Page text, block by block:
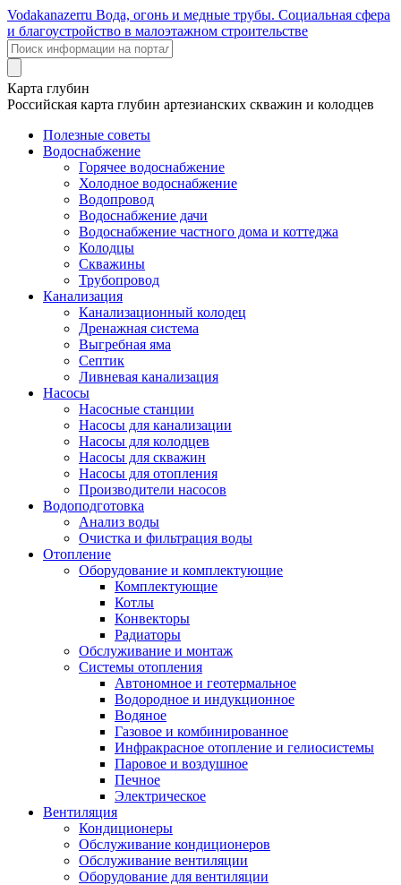
Vodakanazerru Вода, огонь и медные трубы. Социальная сфера
и благоустройство в малоэтажном строительстве
Карта глубин
Российская карта глубин артезианских скважин и колодцев
Полезные советы
Водоснабжение
Горячее водоснабжение
Холодное водоснабжение
Водопровод
Водоснабжение дачи
Водоснабжение частного дома и коттеджа
Колодцы
Скважины
Трубопровод
Канализация
Канализационный колодец
Дренажная система
Выгребная яма
Септик
Ливневая канализация
Насосы
Насосные станции
Насосы для канализации
Насосы для колодцев
Насосы для скважин
Насосы для отопления
Производители насосов
Водоподготовка
Анализ воды
Очистка и фильтрация воды
Отопление
Оборудование и комплектующие
Комплектующие
Котлы
Конвекторы
Радиаторы
Обслуживание и монтаж
Системы отопления
Автономное и геотермальное
Водородное и индукционное
Водяное
Газовое и комбинированное
Инфракрасное отопление и гелиосистемы
Паровое и воздушное
Печное
Электрическое
Вентиляция
Кондиционеры
Обслуживание кондиционеров
Обслуживание вентиляции
Оборудование для вентиляции